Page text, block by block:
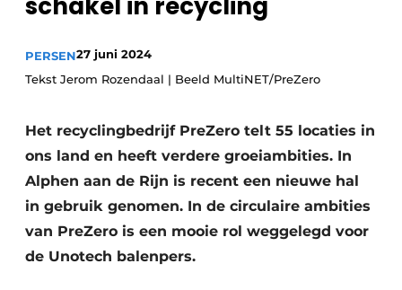
recyclingstroom in België
Safety First
Recyclinginstallaties
Detectieapparatuur
Persen
Stofbeheersing
PERSEN27 juni 2024
Tekst Jerom Rozendaal | Beeld MultiNET/PreZero
Het recyclingbedrijf PreZero telt 55 locaties in
ons land en heeft verdere groeiambities. In
Alphen aan de Rijn is recent een nieuwe hal
in gebruik genomen. In de circulaire ambities
van PreZero is een mooie rol weggelegd voor
de Unotech balenpers.